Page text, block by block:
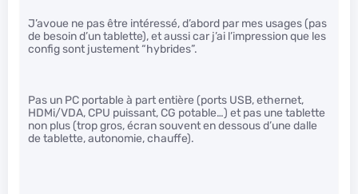
J’avoue ne pas être intéressé, d’abord par mes usages (pas
de besoin d’un tablette), et aussi car j’ai l’impression que les
config sont justement “hybrides”.
Pas un PC portable à part entière (ports USB, ethernet,
HDMi/VDA, CPU puissant, CG potable…) et pas une tablette
non plus (trop gros, écran souvent en dessous d’une dalle
de tablette, autonomie, chauffe).